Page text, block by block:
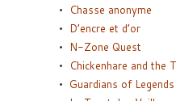
Chasse anonyme
D’encre et d’or
N-Zone Quest
Chickenhare and the
Guardians of Legends